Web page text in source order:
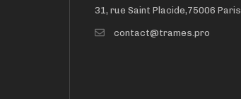
31, rue Saint Placide,75006 Paris
contact@trames.pro